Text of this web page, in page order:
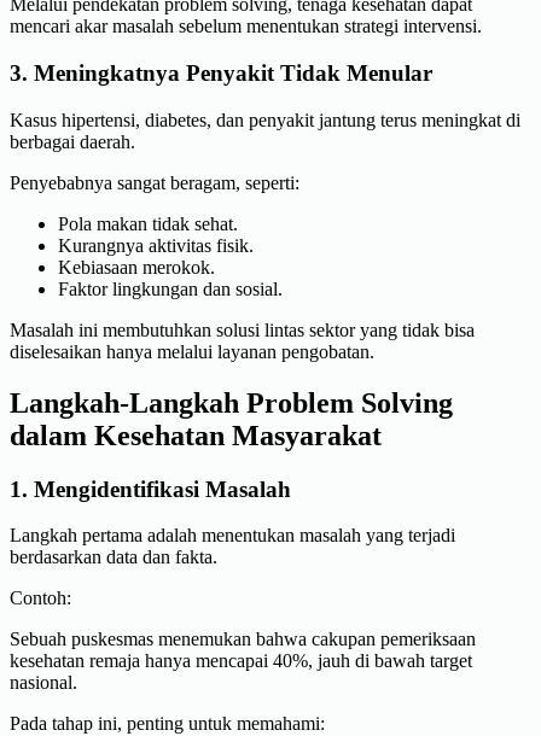
Melalui pendekatan problem solving, tenaga kesehatan dapat
mencari akar masalah sebelum menentukan strategi intervensi.
3. Meningkatnya Penyakit Tidak Menular
Kasus hipertensi, diabetes, dan penyakit jantung terus meningkat di
berbagai daerah.
Penyebabnya sangat beragam, seperti:
Pola makan tidak sehat.
Kurangnya aktivitas fisik.
Kebiasaan merokok.
Faktor lingkungan dan sosial.
Masalah ini membutuhkan solusi lintas sektor yang tidak bisa
diselesaikan hanya melalui layanan pengobatan.
Langkah-Langkah Problem Solving
dalam Kesehatan Masyarakat
1. Mengidentifikasi Masalah
Langkah pertama adalah menentukan masalah yang terjadi
berdasarkan data dan fakta.
Contoh:
Sebuah puskesmas menemukan bahwa cakupan pemeriksaan
kesehatan remaja hanya mencapai 40%, jauh di bawah target
nasional.
Pada tahap ini, penting untuk memahami: